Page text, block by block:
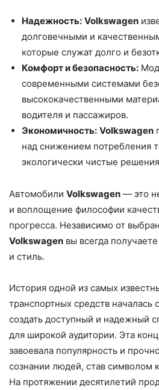
Надежность: Volkswagen
долговечными и
которые служат долго и
Комфорт и безопасность:
современными системами
высококачественными
водителя и пассажиров.
Экономичность: Volkswagen
над снижением потребления
экологически чистые
Автомобили Volkswagen — это
и воплощение философии
прогресса. Независимо от
Volkswagen вы всегда
и стиль.
История одной из самых
транспортных средств началась
создать доступный и надежный
для широкой аудитории. Эта
завоевала популярность и
сознании людей, став символом
На протяжении десятилетий